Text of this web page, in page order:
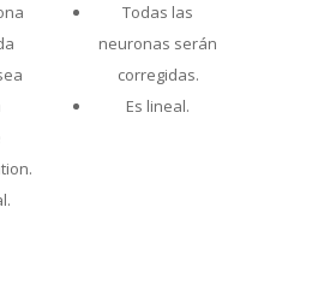
Todas las
neuronas serán
corregidas.
Es lineal.